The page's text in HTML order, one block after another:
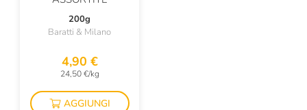
200g
Baratti & Milano
4,90 €
24,50 €/kg
AGGIUNGI